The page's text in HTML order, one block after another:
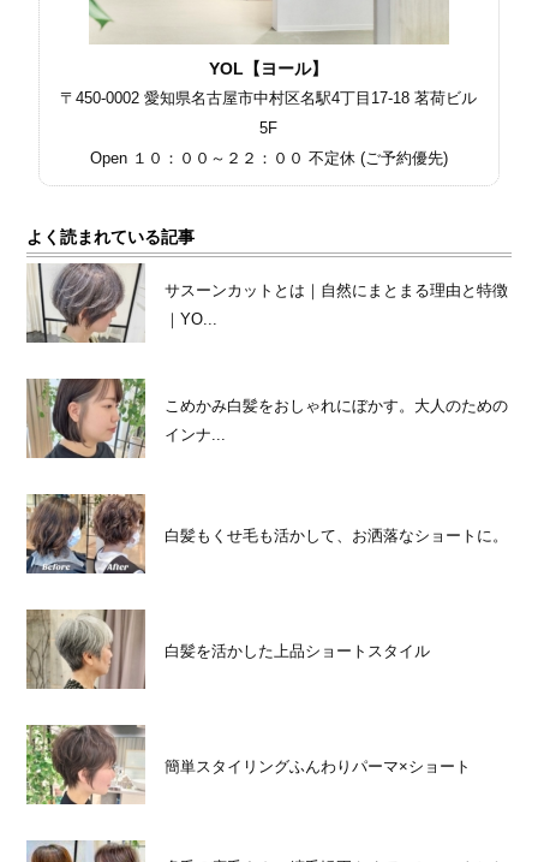
YOL【ヨール】
〒450-0002 愛知県名古屋市中村区名駅4丁目17-18 茗荷ビル
5F
Open １０：００～２２：００ 不定休 (ご予約優先)
よく読まれている記事
サスーンカットとは｜自然にまとまる理由と特徴
｜YO...
こめかみ白髪をおしゃれにぼかす。大人のための
インナ...
白髪もくせ毛も活かして、お洒落なショートに。
白髪を活かした上品ショートスタイル
簡単スタイリングふんわりパーマ×ショート